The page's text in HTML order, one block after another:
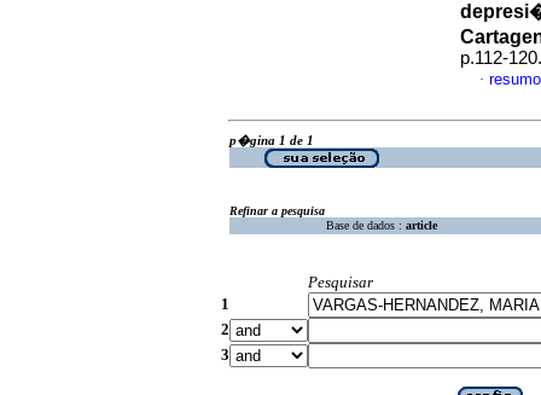
p.112-
·
p�gina 1 de 1
Refinar a pesquisa
Base de dados : article
Pesquisar
1
2
3